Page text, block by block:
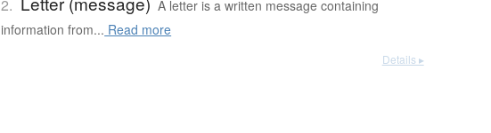
2.
A letter is a written message containing
information from... Read more
Details ▸